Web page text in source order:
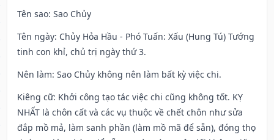
Tên sao: Sao Chủy
Tên ngày: Chủy Hỏa Hầu - Phó Tuấn: Xấu (Hung Tú) Tướng
tinh con khỉ, chủ trị ngày thứ 3.
Nên làm: Sao Chủy không nên làm bất kỳ việc chi.
Kiêng cữ: Khởi công tạo tác việc chi cũng không tốt. KỴ
NHẤT là chôn cất và các vụ thuộc về chết chôn như sửa
đắp mồ mả, làm sanh phần (làm mồ mã để sẵn), đóng thọ